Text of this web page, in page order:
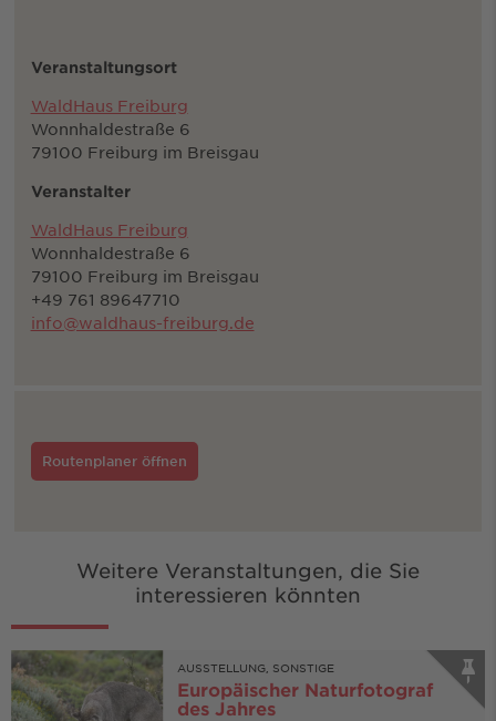
Veranstaltungsort
WaldHaus Freiburg
Wonnhaldestraße 6
79100 Freiburg im Breisgau
Veranstalter
WaldHaus Freiburg
Wonnhaldestraße 6
79100 Freiburg im Breisgau
+49 761 89647710
info@waldhaus-freiburg.de
Routenplaner öffnen
Weitere Veranstaltungen, die Sie
interessieren könnten
AUSSTELLUNG, SONSTIGE
Europäischer Naturfotograf
des Jahres